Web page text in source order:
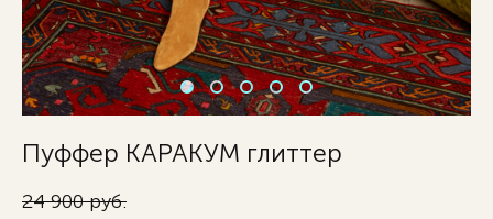
Пуффер КАРАКУМ глиттер
24 900 pуб.